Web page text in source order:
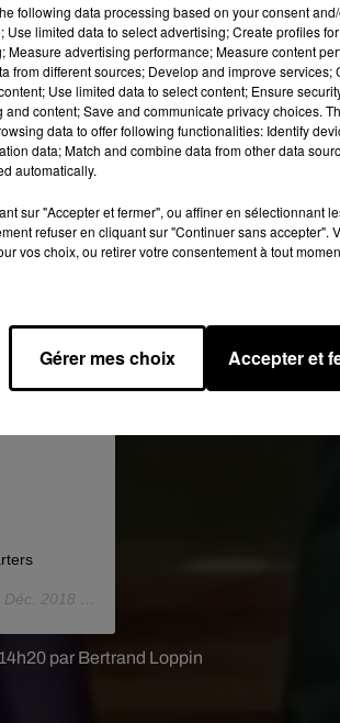
par Bertrand Loppin
élogieux posté par sa belle mère,
joyeux anniversaire à mon incroyable
culture. Merci pour ça ! Je ne
t'ai vu grandir personnellement, à pas de
des pères. Je t'aime ».
2018 à 3 :01 PST
following data processing based on your consent
Use limited data to select advertising; Create profiles
Measure advertising performance; Measure content
from different sources; Develop and improve
Use limited data to select content; Ensure
content; Save and communicate privacy choices.
data to offer following functionalities: Identify
data; Match and combine data from other data
automatically.
sur "Accepter et fermer", ou affiner en sélectionnant
refuser en cliquant sur "Continuer sans accepter".
vos choix, ou retirer votre consentement à tout
Gérer mes choix Accepter et